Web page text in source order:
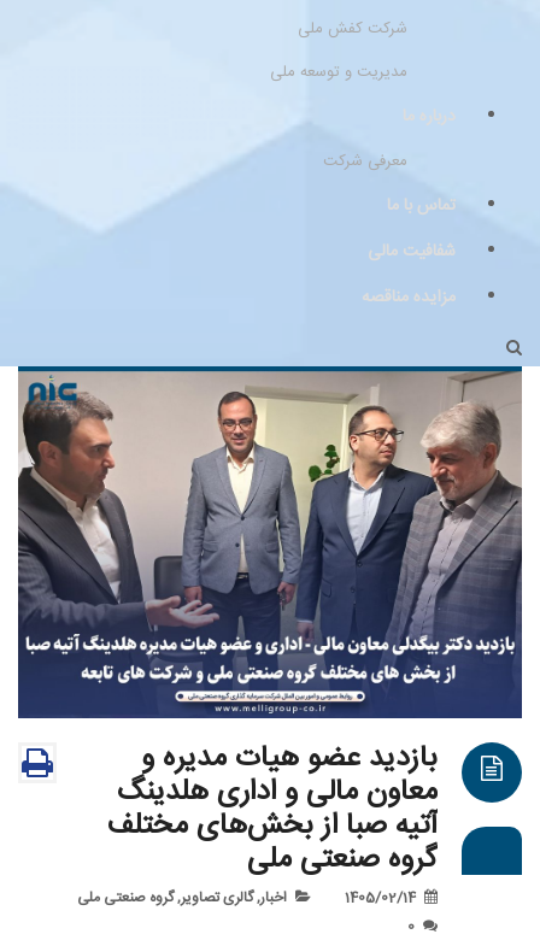
شرکت کفش ملی
مدیریت و توسعه ملی
درباره ما
معرفی شرکت
تماس با ما
شفافیت مالی
مزایده مناقصه
بازدید عضو هیات مدیره و
معاون مالی و اداری هلدینگ
آتیه صبا از بخش‌های مختلف
گروه صنعتی ملی
اخبار,گالری تصاویر,گروه صنعتی ملی